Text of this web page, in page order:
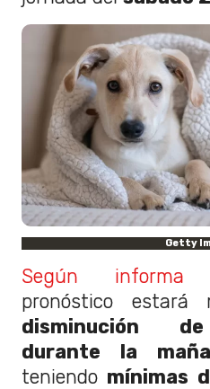
Getty
Según informa
pronóstico estará
disminución
durante la
teniendo mínimas